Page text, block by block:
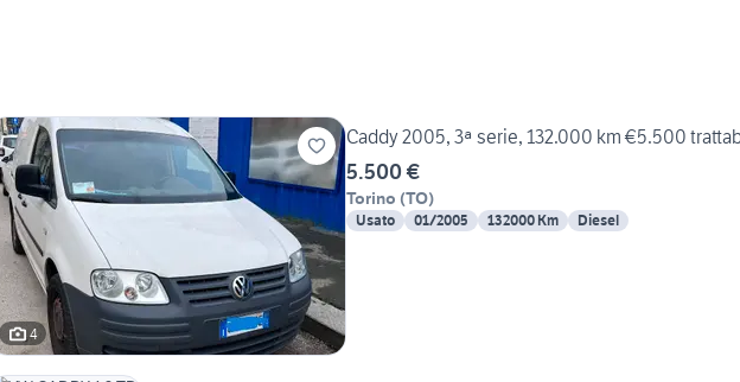
4
Caddy 2005, 3ª serie, 132.000 km €5.500
5.500 €
Torino (TO)
Usato 01/2005 132000 Km Diesel